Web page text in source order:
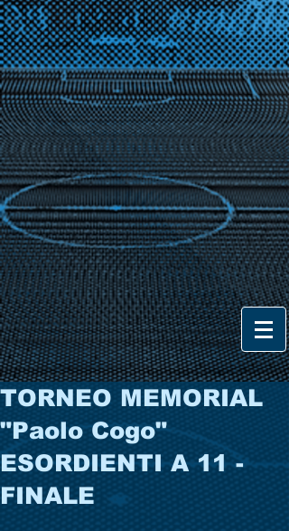
TORNEO MEMORIAL
"Paolo Cogo"
ESORDIENTI A 11 -
FINALE